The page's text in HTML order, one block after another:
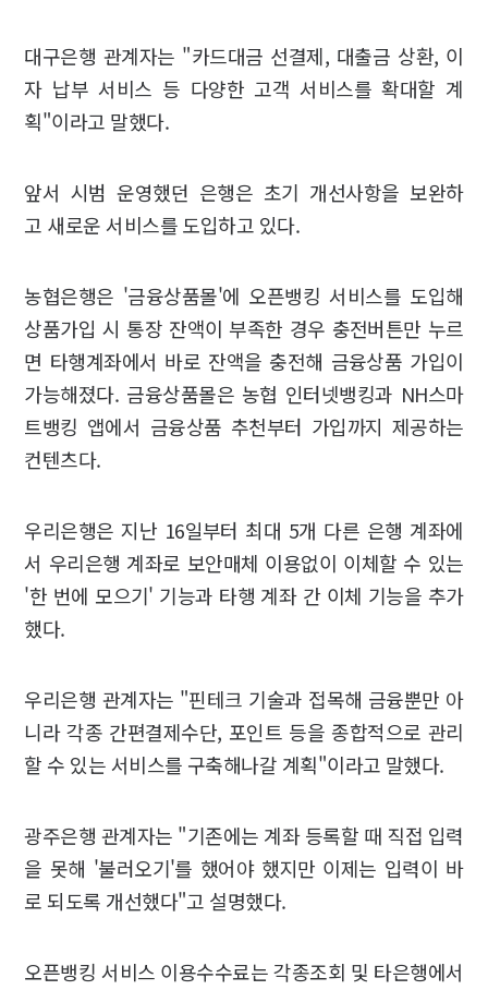
대구은행 관계자는 "카드대금 선결제, 대출금 상환, 이
자 납부 서비스 등 다양한 고객 서비스를 확대할 계
획"이라고 말했다.
앞서 시범 운영했던 은행은 초기 개선사항을 보완하
고 새로운 서비스를 도입하고 있다.
농협은행은 '금융상품몰'에 오픈뱅킹 서비스를 도입해
상품가입 시 통장 잔액이 부족한 경우 충전버튼만 누르
면 타행계좌에서 바로 잔액을 충전해 금융상품 가입이
가능해졌다. 금융상품몰은 농협 인터넷뱅킹과 NH스마
트뱅킹 앱에서 금융상품 추천부터 가입까지 제공하는
컨텐츠다.
우리은행은 지난 16일부터 최대 5개 다른 은행 계좌에
서 우리은행 계좌로 보안매체 이용없이 이체할 수 있는
'한 번에 모으기' 기능과 타행 계좌 간 이체 기능을 추가
했다.
우리은행 관계자는 "핀테크 기술과 접목해 금융뿐만 아
니라 각종 간편결제수단, 포인트 등을 종합적으로 관리
할 수 있는 서비스를 구축해나갈 계획"이라고 말했다.
광주은행 관계자는 "기존에는 계좌 등록할 때 직접 입력
을 못해 '불러오기'를 했어야 했지만 이제는 입력이 바
로 되도록 개선했다"고 설명했다.
오픈뱅킹 서비스 이용수수료는 각종조회 및 타은행에서